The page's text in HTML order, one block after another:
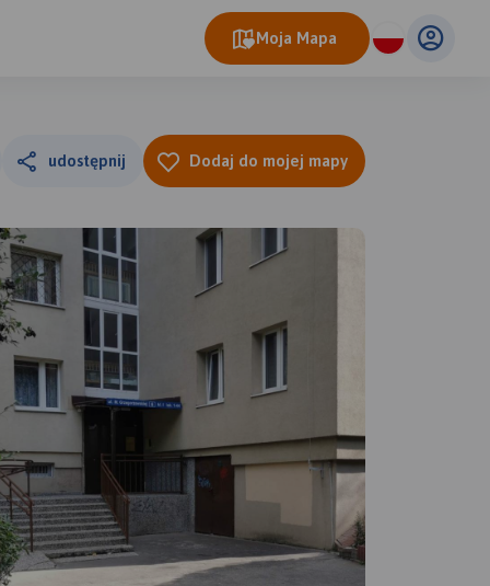
Moja Mapa
udostępnij Dodaj do mojej mapy